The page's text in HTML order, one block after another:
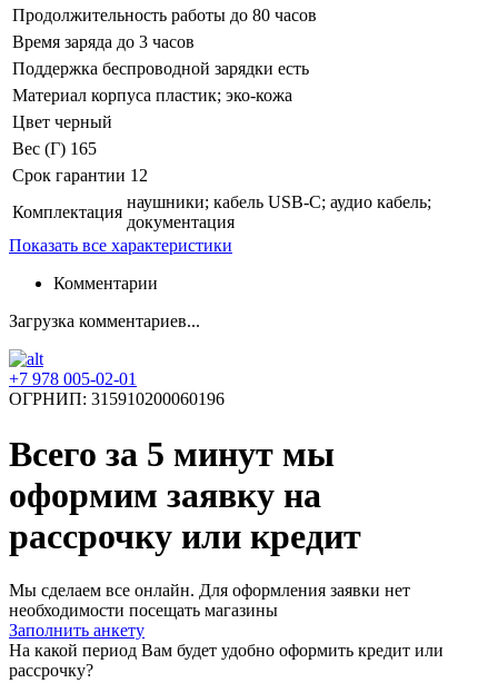
Продолжительность работы до 80 часов
Время заряда до 3 часов
Поддержка беспроводной зарядки есть
Материал корпуса пластик; эко-кожа
Цвет черный
Вес (Г) 165
Срок гарантии 12
Комплектация
наушники; кабель USB-С; аудио кабель;
документация
Показать все характеристики
Комментарии
Загрузка комментариев...
+7 978 005-02-01
ОГРНИП: 315910200060196
Всего за 5 минут мы
оформим заявку на
рассрочку или кредит
Мы сделаем все онлайн. Для оформления заявки нет
необходимости посещать магазины
Заполнить анкету
На какой период Вам будет удобно оформить кредит или
рассрочку?